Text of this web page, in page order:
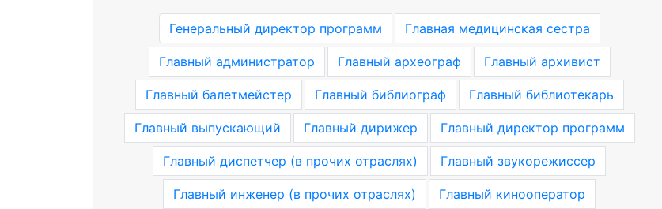
Генеральный директор программ Главная медицинская сестра
Главный администратор Главный археограф Главный архивист
Главный балетмейстер Главный библиограф Главный библиотекарь
Главный выпускающий Главный дирижер Главный директор программ
Главный диспетчер (в прочих отраслях) Главный звукорежиссер
Главный инженер (в прочих отраслях) Главный кинооператор